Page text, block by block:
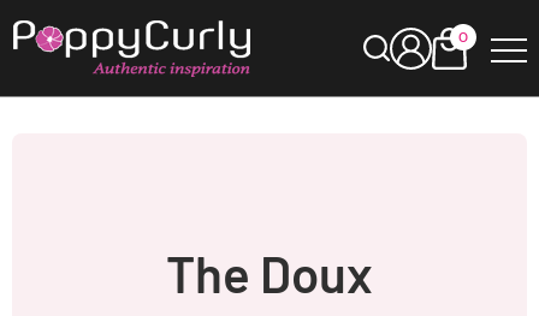
0
The Doux